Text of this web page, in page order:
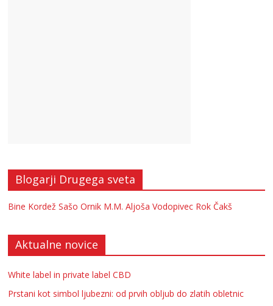
Blogarji Drugega sveta
Bine Kordež Sašo Ornik M.M. Aljoša Vodopivec Rok Čakš
Aktualne novice
White label in private label CBD
Prstani kot simbol ljubezni: od prvih obljub do zlatih obletnic